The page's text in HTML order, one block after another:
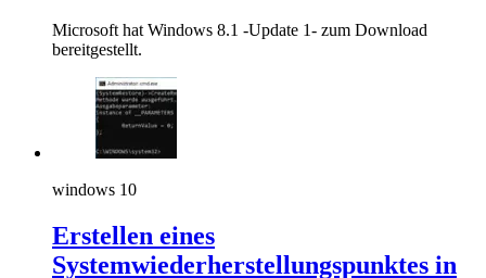
Microsoft hat Windows 8.1 -Update 1- zum Download
bereitgestellt.
windows 10
Erstellen eines
Systemwiederherstellungspunktes in